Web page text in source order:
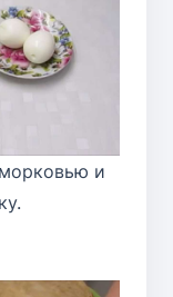
и